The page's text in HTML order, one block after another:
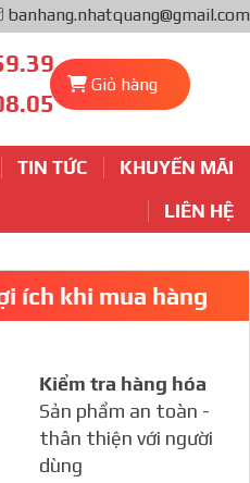
banhang.nhatquang@gmail.com
Giỏ hàng
TIN TỨC
KHUYẾN MÃI
LIÊN HỆ
ích khi mua hàng
Kiểm tra hàng hóa
Sản phẩm an toàn -
thân thiện với người
dùng